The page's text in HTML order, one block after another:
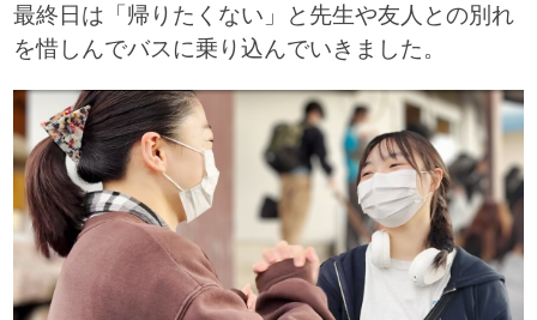
最終日は「帰りたくない」と先生や友人との別れ
を惜しんでバスに乗り込んでいきました。